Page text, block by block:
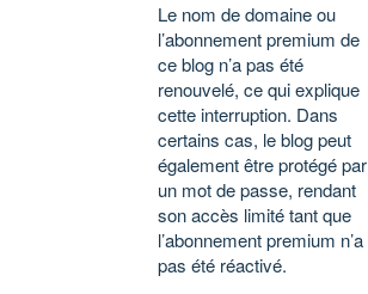
Le nom de domaine ou
l’abonnement premium de
ce blog n’a pas été
renouvelé, ce qui explique
cette interruption. Dans
certains cas, le blog peut
également être protégé par
un mot de passe, rendant
son accès limité tant que
l’abonnement premium n’a
pas été réactivé.